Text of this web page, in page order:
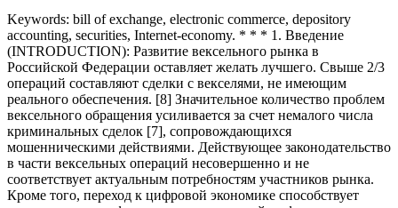
Keywords: bill of exchange, electronic commerce, depository
accounting, securities, Internet-economy. * * * 1. Введение
(INTRODUCTION): Развитие вексельного рынка в
Российской Федерации оставляет желать лучшего. Свыше 2/3
операций составляют сделки с векселями, не имеющим
реального обеспечения. [8] Значительное количество проблем
вексельного обращения усиливается за счет немалого числа
криминальных сделок [7], сопровождающихся
мошенническими действиями. Действующее законодательство
в части вексельных операций несовершенно и не
соответствует актуальным потребностям участников рынка.
Кроме того, переход к цифровой экономике способствует